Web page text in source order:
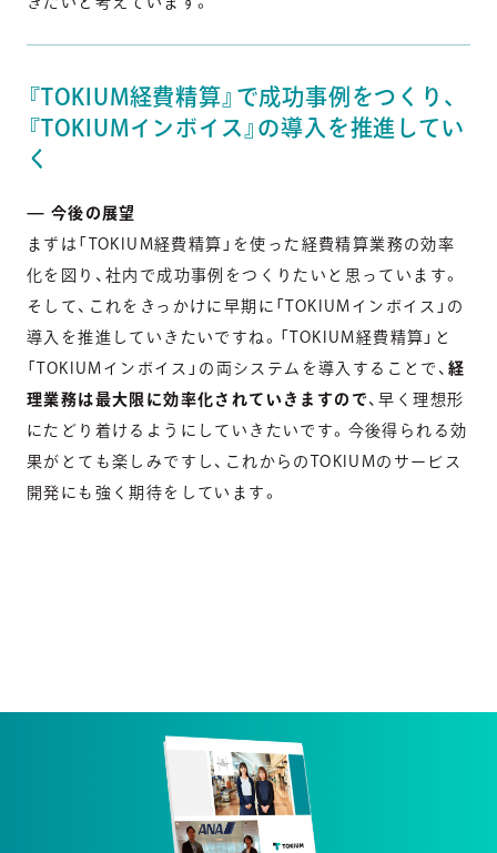
『TOKIUM経費精算』で成功事例をつくり、
『TOKIUMインボイス』の導入を推進してい
く
— 今後の展望
まずは「TOKIUM経費精算」を使った経費精算業務の効率
化を図り、社内で成功事例をつくりたいと思っています。
そして、これをきっかけに早期に「TOKIUMインボイス」の
導入を推進していきたいですね。「TOKIUM経費精算」と
「TOKIUMインボイス」の両システムを導入することで、経
理業務は最大限に効率化されていきますので 、早く理想形
にたどり着けるようにしていきたいです。今後得られる効
果がとても楽しみですし、これからのTOKIUMのサービス
開発にも強く期待をしています。